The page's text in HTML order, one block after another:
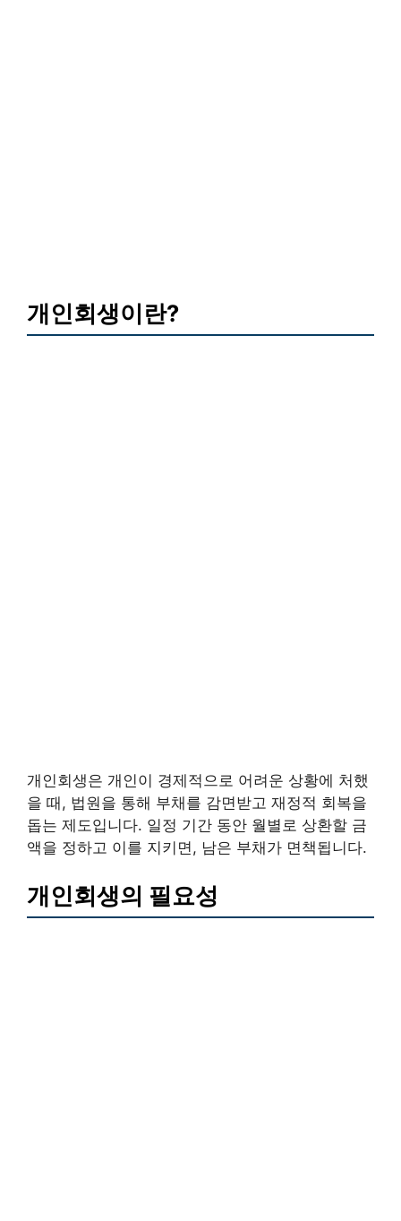
개인회생이란?
개인회생은 개인이 경제적으로 어려운 상황에 처했
을 때, 법원을 통해 부채를 감면받고 재정적 회복을
돕는 제도입니다. 일정 기간 동안 월별로 상환할 금
액을 정하고 이를 지키면, 남은 부채가 면책됩니다.
개인회생의 필요성